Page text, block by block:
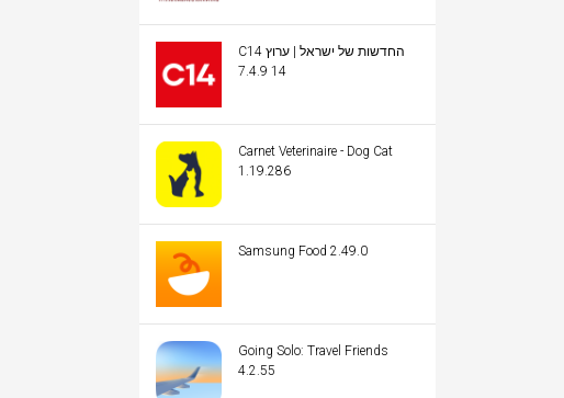
C14 החדשות של ישראל | ערוץ
14 7.4.9
Carnet Veterinaire - Dog Cat
1.19.286
Samsung Food 2.49.0
Going Solo: Travel Friends
4.2.55